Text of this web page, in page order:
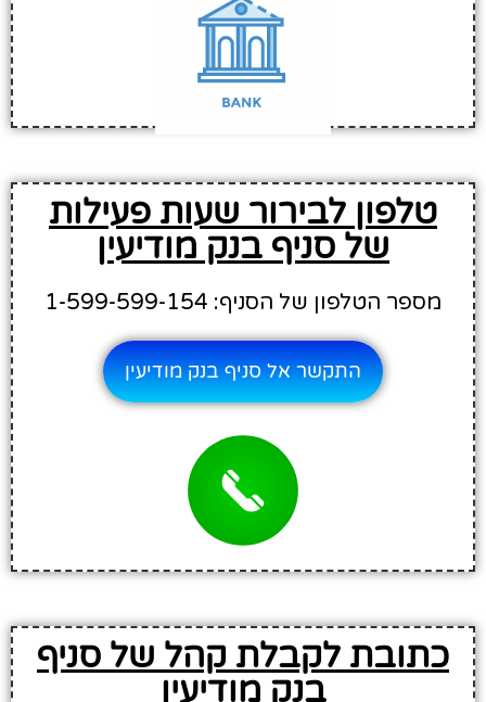
טלפון לבירור שעות פעילות
של סניף בנק מודיעין
מספר הטלפון של הסניף: 1-599-599-154
התקשר אל סניף בנק מודיעין
כתובת לקבלת קהל של סניף
בנק מודיעין